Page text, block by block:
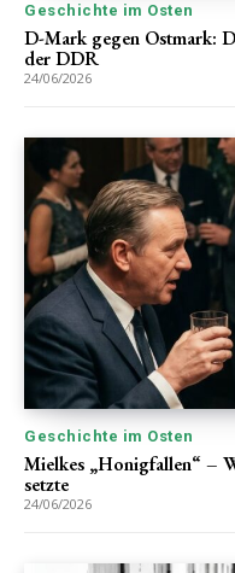
Geschichte im Osten
D-Mark gegen Ostmark:
der DDR
24/06/2026
Geschichte im Osten
Mielkes „Honigfallen“ –
setzte
24/06/2026